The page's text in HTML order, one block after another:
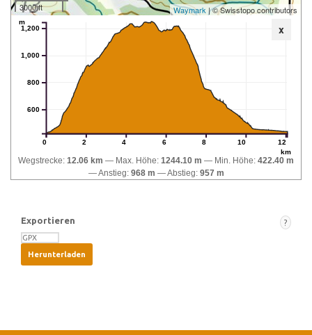
3000 ft
Waymark | © Swisstopo contributors
x
0 2 4 6 8 10 12
km
600
800
1,000
1,200
m
Wegstrecke: 12.06 km Max. Höhe: 1244.10 m Min. Höhe: 422.40 m
Anstieg: 968 m Abstieg: 957 m
?
Exportieren